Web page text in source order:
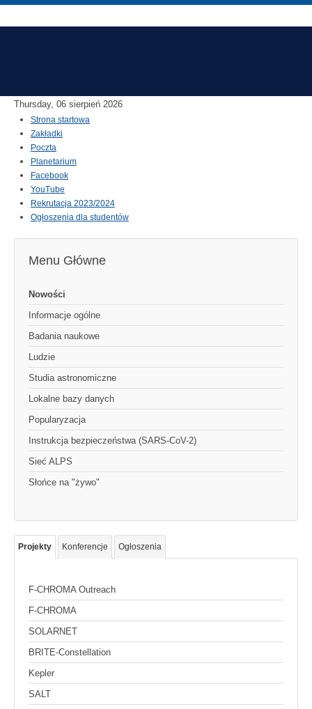
Thursday, 06 sierpień 2026
Strona startowa
Zakładki
Poczta
Planetarium
Facebook
YouTube
Rekrutacja 2023/2024
Ogłoszenia dla studentów
Menu Główne
Nowości
Informacje ogólne
Badania naukowe
Ludzie
Studia astronomiczne
Lokalne bazy danych
Popularyzacja
Instrukcja bezpieczeństwa (SARS-CoV-2)
Sieć ALPS
Słońce na "żywo"
Projekty Konferencje Ogłoszenia
F-CHROMA Outreach
F-CHROMA
SOLARNET
BRITE-Constellation
Kepler
SALT